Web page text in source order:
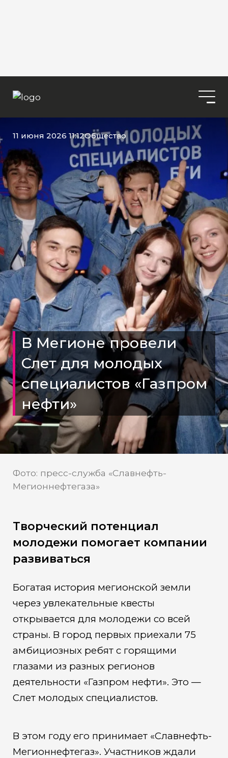
11 июня 2026 11:12Общество
В Мегионе провели
Слет для молодых
специалистов «Газпром
нефти»
Фото: пресс-служба «Славнефть-
Мегионнефтегаза»
Творческий потенциал
молодежи помогает компании
развиваться
Богатая история мегионской земли
через увлекательные квесты
открывается для молодежи со всей
страны. В город первых приехали 75
амбициозных ребят с горящими
глазами из разных регионов
деятельности «Газпром нефти». Это —
Слет молодых специалистов.
В этом году его принимает «Славнефть-
Мегионнефтегаз». Участников ждали